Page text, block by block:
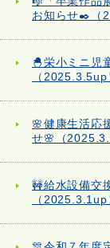
お知らせ✒️（
🐣栄小ミニ児
（2025.3.5up
🌸健康生活応
せ🌸（
🚧給水設備交
（2025.3.1up